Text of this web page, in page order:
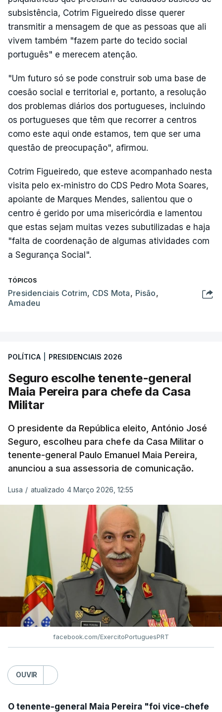
subsistência, Cotrim Figueiredo disse querer
transmitir a mensagem de que as pessoas que ali
vivem também "fazem parte do tecido social
português" e merecem atenção.
"Um futuro só se pode construir sob uma base de
coesão social e territorial e, portanto, a resolução
dos problemas diários dos portugueses, incluindo
os portugueses que têm que recorrer a centros
como este aqui onde estamos, tem que ser uma
questão de preocupação", afirmou.
Cotrim Figueiredo, que esteve acompanhado nesta
visita pelo ex-ministro do CDS Pedro Mota Soares,
apoiante de Marques Mendes, salientou que o
centro é gerido por uma misericórdia e lamentou
que estas sejam muitas vezes subutilizadas e haja
"falta de coordenação de algumas atividades com
a Segurança Social".
TÓPICOS
Presidenciais Cotrim, CDS Mota, Pisão,
Amadeu
POLÍTICA PRESIDENCIAIS 2026
Seguro escolhe tenente-general
Maia Pereira para chefe da Casa
Militar
O presidente da República eleito, António José
Seguro, escolheu para chefe da Casa Militar o
tenente-general Paulo Emanuel Maia Pereira,
anunciou a sua assessoria de comunicação.
Lusa / atualizado 4 Março 2026, 12:55
facebook.com/ExercitoPortuguesPRT
OUVIR
O tenente-general Maia Pereira "foi vice-chefe